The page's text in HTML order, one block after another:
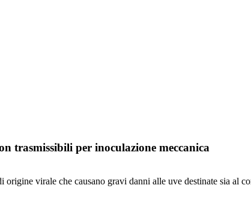
trasmissibili per inoculazione meccanica
virale che causano gravi danni alle uve destinate sia al